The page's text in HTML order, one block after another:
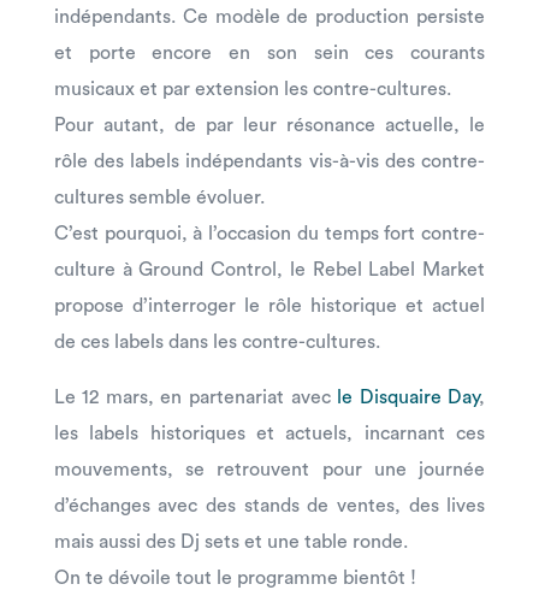
indépendants. Ce modèle de production persiste
et porte encore en son sein ces courants
musicaux et par extension les contre-cultures.
Pour autant, de par leur résonance actuelle, le
rôle des labels indépendants vis-à-vis des contre-
cultures semble évoluer.
C’est pourquoi, à l’occasion du temps fort contre-
culture à Ground Control, le Rebel Label Market
propose d’interroger le rôle historique et actuel
de ces labels dans les contre-cultures.
Le 12 mars, en partenariat avec le Disquaire Day,
les labels historiques et actuels, incarnant ces
mouvements, se retrouvent pour une journée
d’échanges avec des stands de ventes, des lives
mais aussi des Dj sets et une table ronde.
On te dévoile tout le programme bientôt !